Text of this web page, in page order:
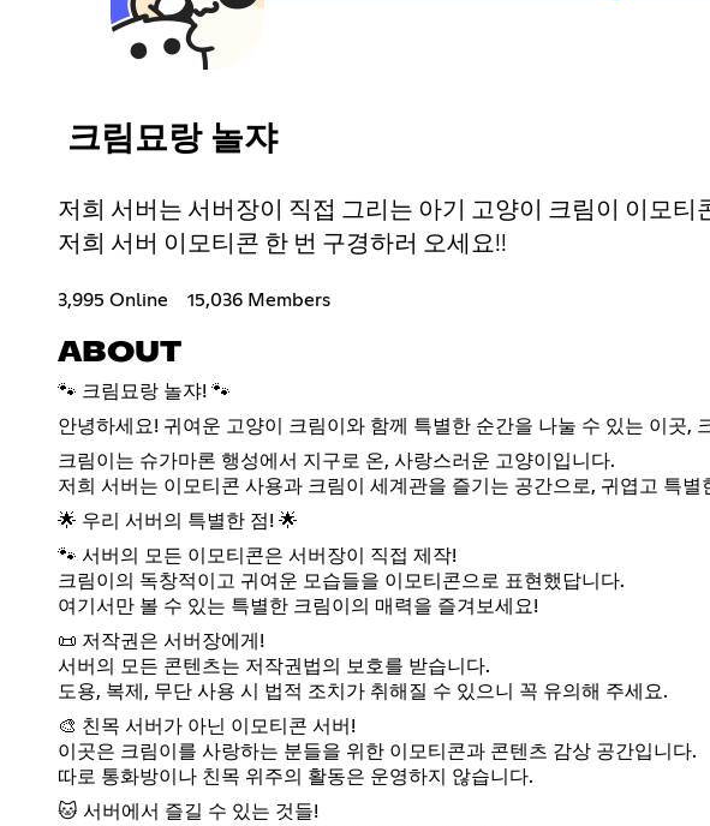
크림묘랑 놀쟈
저희 서버는 서버장이 직접 그리는 아기 고양이 크림이 이모
저희 서버 이모티콘 한 번 구경하러 오세요!!
3,995 Online 15,036 Members
ABOUT
🐾 크림묘랑 놀쟈! 🐾
안녕하세요! 귀여운 고양이 크림이와 함께 특별한 순간을 나눌 수 있는 이곳,
크림이는 슈가마론 행성에서 지구로 온, 사랑스러운 고양이입니다.
저희 서버는 이모티콘 사용과 크림이 세계관을 즐기는 공간으로, 귀엽고 특별
🌟 우리 서버의 특별한 점! 🌟
🐾 서버의 모든 이모티콘은 서버장이 직접 제작!
크림이의 독창적이고 귀여운 모습들을 이모티콘으로 표현했답니다.
여기서만 볼 수 있는 특별한 크림이의 매력을 즐겨보세요!
📜 저작권은 서버장에게!
서버의 모든 콘텐츠는 저작권법의 보호를 받습니다.
도용, 복제, 무단 사용 시 법적 조치가 취해질 수 있으니 꼭 유의해 주세요.
🎨 친목 서버가 아닌 이모티콘 서버!
이곳은 크림이를 사랑하는 분들을 위한 이모티콘과 콘텐츠 감상 공간입니다.
따로 통화방이나 친목 위주의 활동은 운영하지 않습니다.
🐱 서버에서 즐길 수 있는 것들!